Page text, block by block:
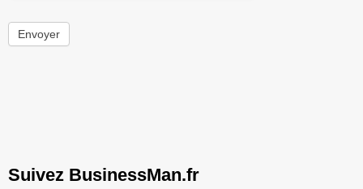
Envoyer
Suivez BusinessMan.fr